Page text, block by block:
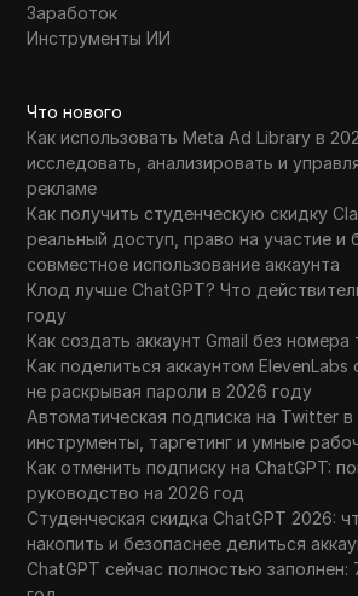
Заработок
Инструменты ИИ
Что нового
Как использовать Meta Ad Library в
исследовать, анализировать и
рекламе
Как получить студенческую скидку
реальный доступ, право на участие и
совместное использование аккаунта
Клод лучше ChatGPT? Что
году
Как создать аккаунт Gmail без номера
Как поделиться аккаунтом ElevenLabs
не раскрывая пароли в 2026 году
Автоматическая подписка на Twitter в
инструменты, таргетинг и умные
Как отменить подписку на ChatGPT:
руководство на 2026 год
Студенческая скидка ChatGPT 2026:
накопить и безопаснее делиться
ChatGPT сейчас полностью